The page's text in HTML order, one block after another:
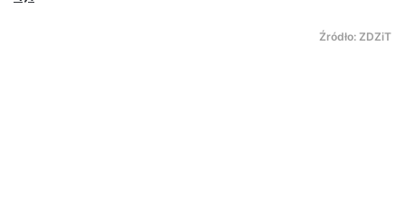
Źródło: ZDZiT